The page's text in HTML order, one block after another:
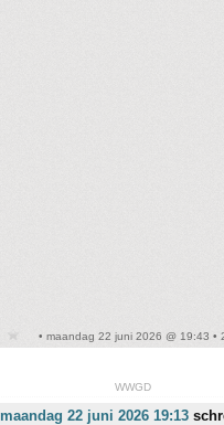
• maandag 22 juni 2026 @ 19:43 •
WWGD
maandag 22 juni 2026 19:13